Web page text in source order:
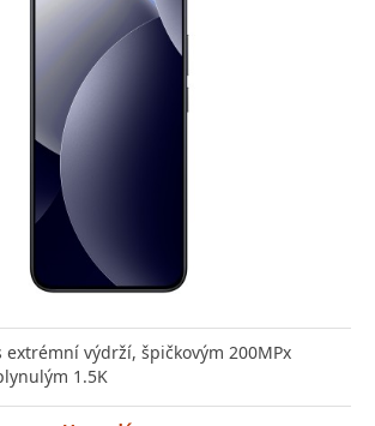
výdrží, špičkovým 200MPx
1.5K